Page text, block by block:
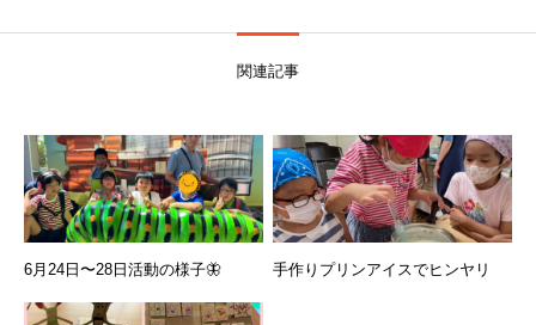
関連記事
6月24日〜28日活動の様子🦋 手作りプリンアイスでヒンヤリ